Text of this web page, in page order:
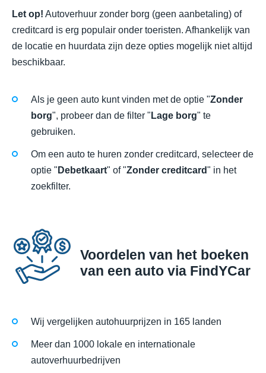
Let op! Autoverhuur zonder borg (geen aanbetaling) of
creditcard is erg populair onder toeristen. Afhankelijk van
de locatie en huurdata zijn deze opties mogelijk niet altijd
beschikbaar.
Als je geen auto kunt vinden met de optie "Zonder
borg", probeer dan de filter " Lage borg" te
gebruiken.
Om een auto te huren zonder creditcard, selecteer de
optie " Debetkaart" of "Zonder creditcard" in het
zoekfilter.
Voordelen van het boeken
van een auto via FindYCar
Wij vergelijken autohuurprijzen in 165 landen
Meer dan 1000 lokale en internationale
autoverhuurbedrijven